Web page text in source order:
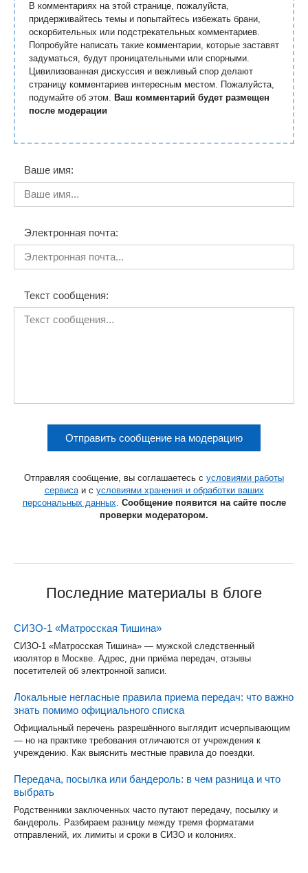
В комментариях на этой странице, пожалуйста,
придерживайтесь темы и попытайтесь избежать брани,
оскорбительных или подстрекательных комментариев.
Попробуйте написать такие комментарии, которые заставят
задуматься, будут проницательными или спорными.
Цивилизованная дискуссия и вежливый спор делают
страницу комментариев интересным местом. Пожалуйста,
подумайте об этом. Ваш комментарий будет размещен
после модерации
Ваше имя:
Электронная почта:
Текст сообщения:
Отправить сообщение на модерацию
Отправляя сообщение, вы соглашаетесь с условиями работы
сервисаи с условиями хранения и обработки ваших
персональных данных. Сообщение появится на сайте после
проверки модератором.
Последние материалы в блоге
СИЗО-1 «Матросская Тишина»
СИЗО-1 «Матросская Тишина» — мужской следственный
изолятор в Москве. Адрес, дни приёма передач, отзывы
посетителей об электронной записи.
Локальные негласные правила приема передач: что важно
знать помимо официального списка
Официальный перечень разрешённого выглядит исчерпывающим
— но на практике требования отличаются от учреждения к
учреждению. Как выяснить местные правила до поездки.
Передача, посылка или бандероль: в чем разница и что
выбрать
Родственники заключенных часто путают передачу, посылку и
бандероль. Разбираем разницу между тремя форматами
отправлений, их лимиты и сроки в СИЗО и колониях.